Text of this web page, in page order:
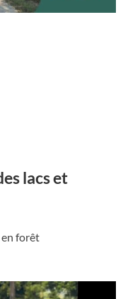
lacs et
en forêt